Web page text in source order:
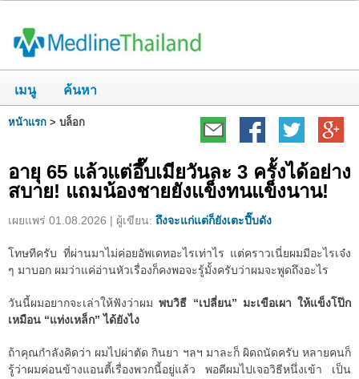
เมนู ค้นหา
หน้าแรก > บล็อก
อายุ 65 แล้วแต่อึ๊บเมียวันละ 3 ครั้งได้อย่าง
สบาย! แถมน้องชายยังแข็งทนแข็งนาน!
เผยแพร่ 01.08.2026 | ผู้เขียน: ถึงจะแก่แต่ก็ยังเตะปี๊บดัง
โทษทีครับ ที่ผ่านมาไม่ค่อยอัพเดทอะไรเท่าไร แต่คราวเนี่ยผมมีอะไรเจ๋ง
ๆ มาบอก ผมว่าแค่อ่านหัวเรื่องก็คงพอจะรู้มั้งครับว่าผมจะพูดถึงอะไร
วันนี้ผมอยากจะเล่าให้ฟังว่าผมพบวิธี “เปลี่ยน” มะเขือเผา ให้แข็งโป๊ก
เหมือน “แท่งเหล็ก” ได้ยังไง
ถ้าคุณกำลังคิดว่า ผมไปผ่าตัด กินยา ฯลฯ มาละก็ ผิดถนัดครับ หลายคนก็
รู้ว่าผมค่อนข้างแอนตี้เรื่องพวกนี้อยู่แล้ว พอดีผมไปเจอวิธีหนึ่งเข้า เป็น